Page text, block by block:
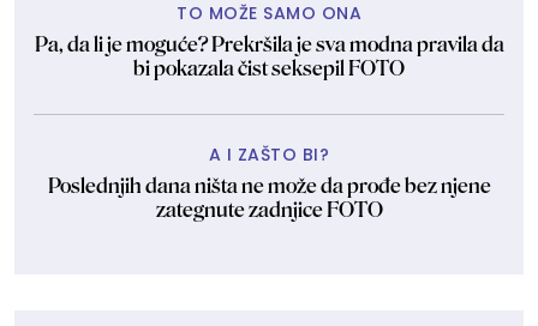
TO MOŽE SAMO ONA
Pa, da li je moguće? Prekršila je sva modna pravila da
bi pokazala čist seksepil FOTO
A I ZAŠTO BI?
Poslednjih dana ništa ne može da prođe bez njene
zategnute zadnjice FOTO